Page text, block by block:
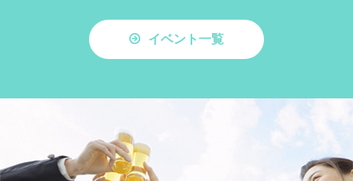
イベント一覧